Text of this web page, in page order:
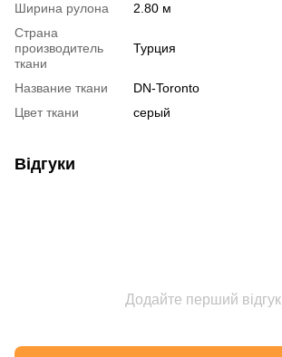
Ширина рулона
2.80 м
Страна
производитель
ткани
Турция
Название ткани
DN-Toronto
Цвет ткани
серый
Відгуки
Додайте перший відгук